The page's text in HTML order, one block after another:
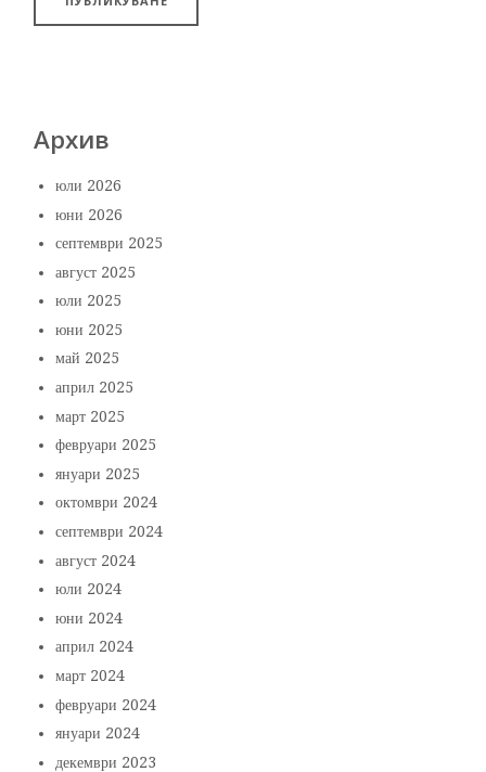
Архив
юли 2026
юни 2026
септември 2025
август 2025
юли 2025
юни 2025
май 2025
април 2025
март 2025
февруари 2025
януари 2025
октомври 2024
септември 2024
август 2024
юли 2024
юни 2024
април 2024
март 2024
февруари 2024
януари 2024
декември 2023